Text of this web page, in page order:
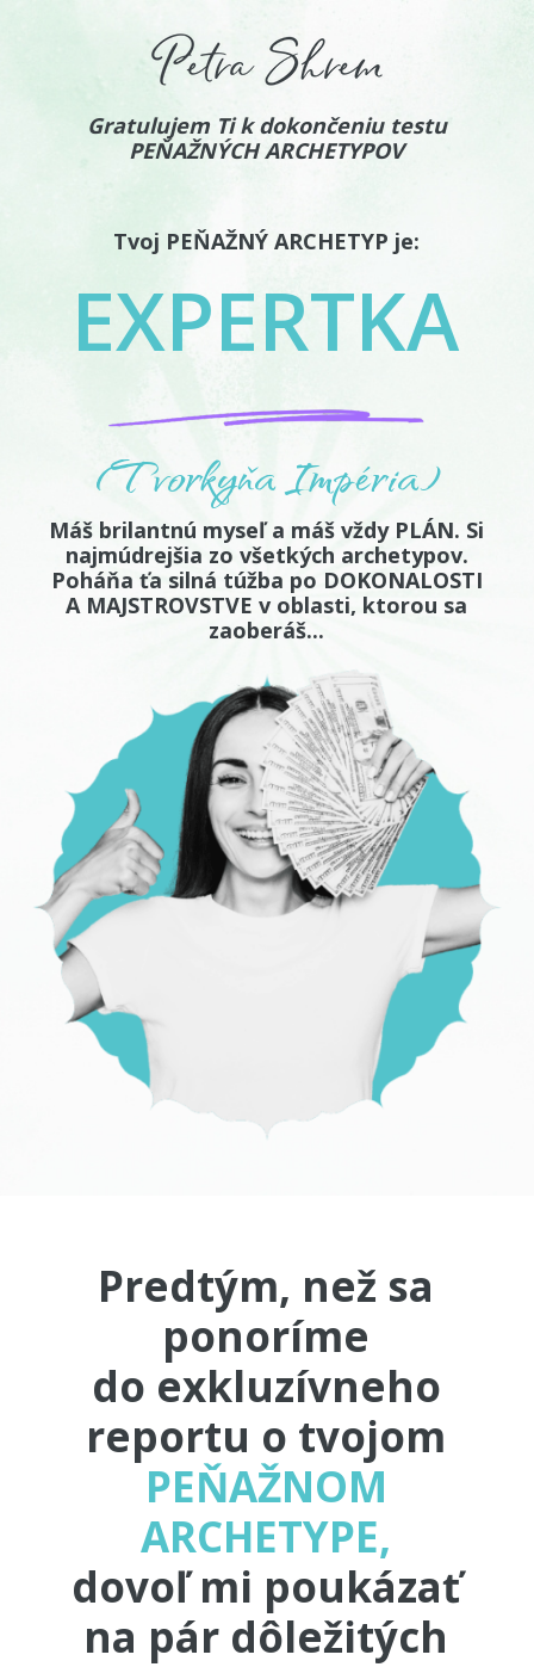
Gratulujem Ti k dokončeniu testu
PEŇAŽNÝCH ARCHETYPOV
Tvoj PEŇAŽNÝ ARCHETYP je:
EXPERTKA
(Tvorkyňa Impéria)
Máš brilantnú myseľ a máš vždy PLÁN. Si
najmúdrejšia zo všetkých archetypov.
Poháňa ťa silná túžba po DOKONALOSTI
A MAJSTROVSTVE v oblasti, ktorou sa
zaoberáš...
Predtým, než sa
ponoríme
do exkluzívneho
reportu o tvojom
PEŇAŽNOM
ARCHETYPE,
dovoľ mi poukázať
na pár dôležitých